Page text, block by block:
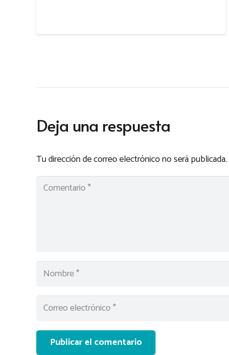
Deja una respuesta
Tu dirección de correo electrónico no será publicada.
Publicar el comentario